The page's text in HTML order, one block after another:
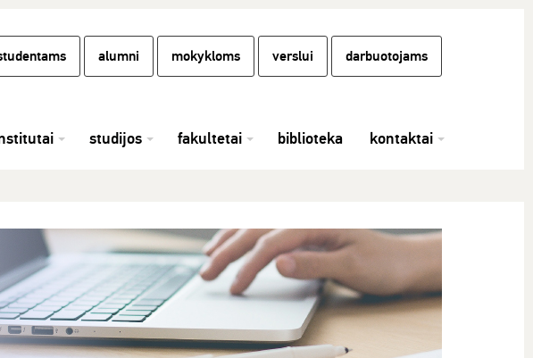
alumni mokykloms verslui darbuotojams
studijos fakultetai biblioteka kontaktai